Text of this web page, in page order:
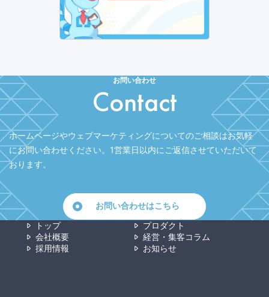
お問い合わせ
Contact
ホームページやウェブマーケティングについてのご相談はお気軽
にお問い合わせください。 1営業日以内にご返信させていただいて
おります。
お問い合わせはこちら
トップ
プロダクト
会社概要
経営・集客コラム
採用情報
お知らせ